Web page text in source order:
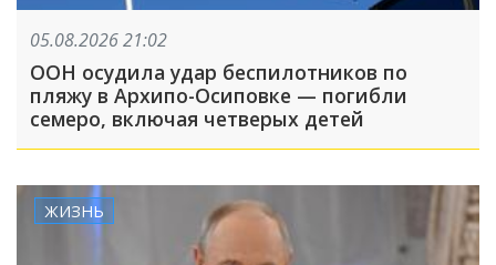
05.08.2026 21:02
ООН осудила удар беспилотников по
пляжу в Архипо-Осиповке — погибли
семеро, включая четверых детей
ЖИЗНЬ